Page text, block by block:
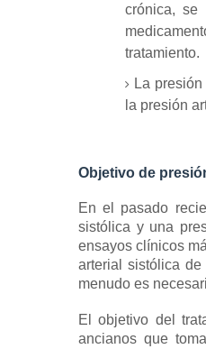
crónica, se
tratamiento.
La
la presión
Objetivo de
En el pasado
sistólica y una
ensayos clínicos
arterial sistólica
menudo es
El objetivo del
ancianos que